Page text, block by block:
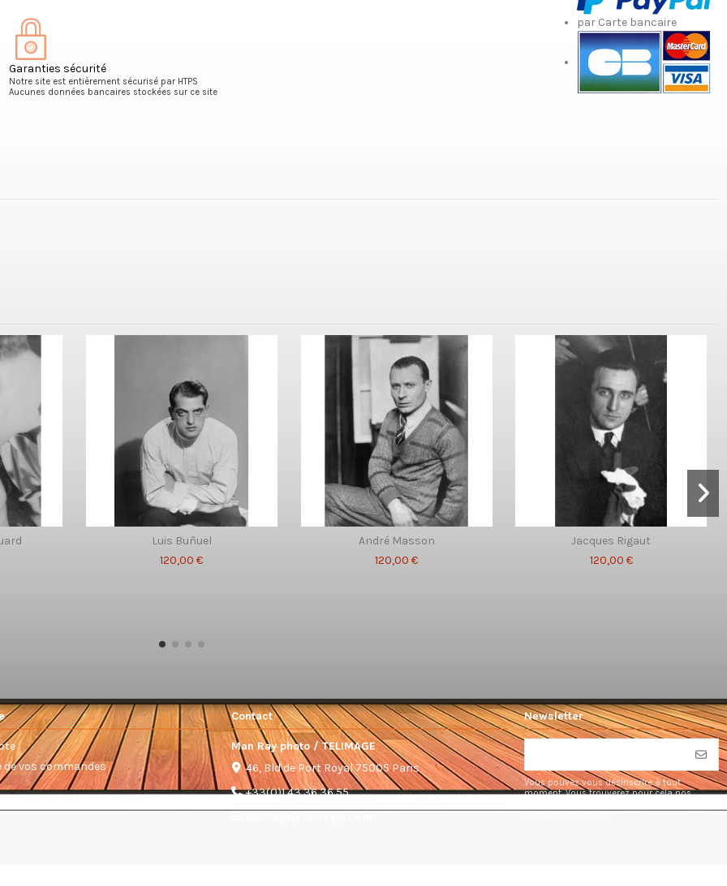
Garanties sécurité
Notre site est entièrement sécurisé par HTPS
Aucunes données bancaires stockées sur ce site
par Carte bancaire
Luis Buñuel
120,00 €
André Masson
120,00 €
Jacques Rigaut
120,00 €
de vos commandes
Contact
Man Ray photo / TELIMAGE
46, Bld de Port Royal 75005 Paris
+33(0)1 43 36 36 55
Newsletter
Vous pouvez vous désinscrire à tout
moment. Vous trouverez pour cela nos